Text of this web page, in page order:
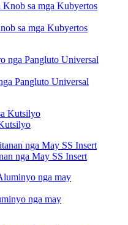
sa mga Kubyertos
Pangluto Universal
nga May SS Insert
nga may